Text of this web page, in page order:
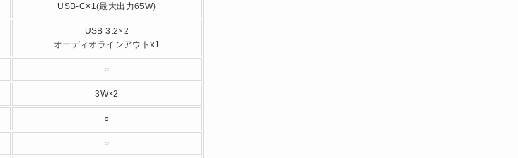
USB-C×1(最大出力65W)
USB 3.2×2
オーディオラインアウトx1
○
3W×2
○
○